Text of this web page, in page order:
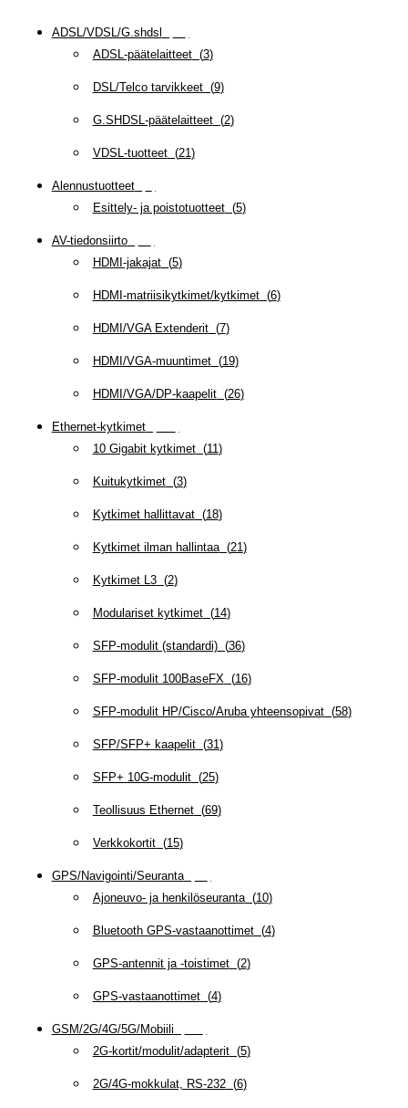
ADSL/VDSL/G.shdsl
ADSL-päätelaitteet(3)
DSL/Telco tarvikkeet(9)
G.SHDSL-päätelaitteet(2)
VDSL-tuotteet(21 )
Alennustuotteet(
Esittely- ja poistotuotteet(5)
AV-tiedonsiirto(
HDMI-jakajat(5)
HDMI-matriisikytkimet/kytkimet(6)
HDMI/VGA Extenderit(7)
HDMI/VGA-muuntimet(19)
HDMI/VGA/DP-kaapelit(26)
Ethernet-kytkimet(
10 Gigabit kytkimet(11 )
Kuitukytkimet(3)
Kytkimet hallittavat(18)
Kytkimet ilman hallintaa(21 )
Kytkimet L3(2)
Modulariset kytkimet(14)
SFP-modulit (standardi)(36)
SFP-modulit 100BaseFX (16)
SFP-modulit HP/Cisco/Aruba yhteensopivat(58)
SFP/SFP+ kaapelit(31 )
SFP+ 10G-modulit(25)
Teollisuus Ethernet(69)
Verkkokortit(15)
GPS/Navigointi/Seuranta(
Ajoneuvo- ja henkilöseuranta(10)
Bluetooth GPS-vastaanottimet(4)
GPS-antennit ja -toistimet(2)
GPS-vastaanottimet(4)
GSM/2G/4G/5G/Mobiili
2G-kortit/modulit/adapterit(5)
2G/4G-mokkulat, RS-232(6)